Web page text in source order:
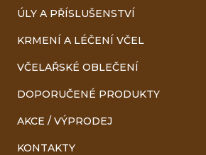
ÚLY A PŘÍSLUŠENSTVÍ
KRMENÍ A LÉČENÍ VČEL
VČELAŘSKÉ OBLEČENÍ
DOPORUČENÉ PRODUKTY
AKCE / VÝPRODEJ
KONTAKTY